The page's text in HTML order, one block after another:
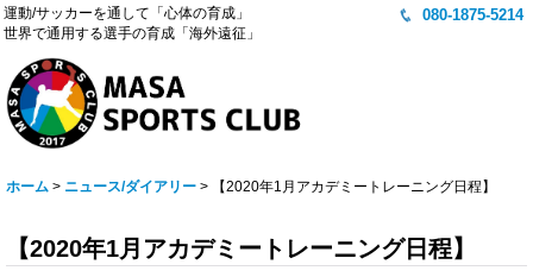
運動/サッカーを通して「心体の育成」
世界で通用する選手の育成「海外遠征」
080-1875-5214
ホーム > ニュース/ダイアリー > 【2020年1月アカデミートレーニング日程】
【2020年1月アカデミートレーニング日程】